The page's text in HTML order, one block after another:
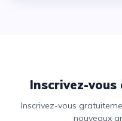
Inscrivez-
Inscrivez-vous gratuitement pour être tenus informés des
nouveaux